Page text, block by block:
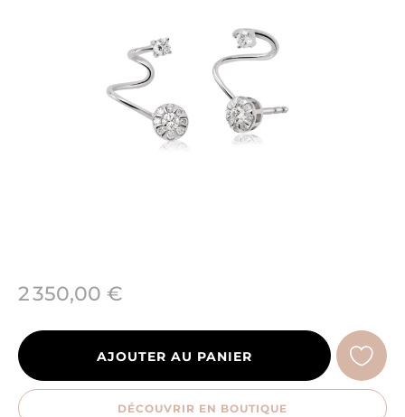
2 350,00 €
AJOUTER AU PANIER
DÉCOUVRIR EN BOUTIQUE